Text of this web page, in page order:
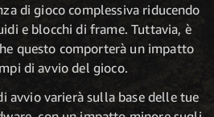
di gioco complessiva riducendo
e blocchi di frame. Tuttavia, è
questo comporterà un impatto
di avvio del gioco.
avvio varierà sulla base delle tue